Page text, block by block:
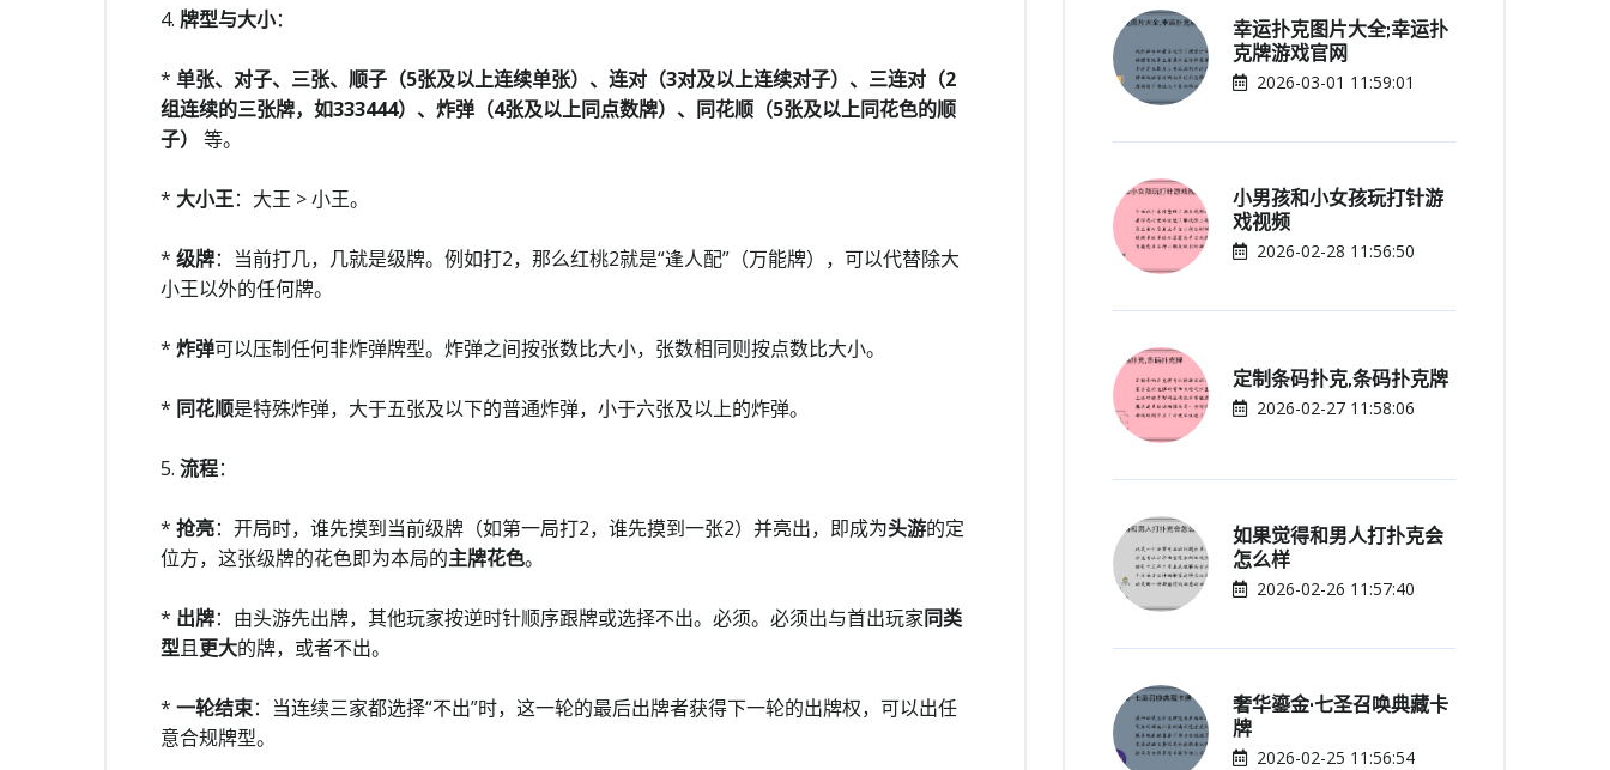
4. 牌型与大小：
* 单张、对子、三张、顺子（5张及以上连续单张）、连对（3对及以上连续对子）、三连对（2
组连续的三张牌，如333444）、炸弹（4张及以上同点数牌）、同花顺（5张及以上同花色的顺
子）
等。
* 大小王：大王 > 小王。
* 级牌：当前打几，几就是级牌。例如打2，那么红桃2就是“逢人配”（万能牌），可以代替除大
小王以外的任何牌。
* 炸弹可以压制任何非炸弹牌型。炸弹之间按张数比大小，张数相同则按点数比大小。
* 同花顺是特殊炸弹，大于五张及以下的普通炸弹，小于六张及以上的炸弹。
5. 流程：
* 抢亮：开局时，谁先摸到当前级牌（如第一局打2，谁先摸到一张2）并亮出，即成为头游的定
位方，这张级牌的花色即为本局的主牌花色。
* 出牌：由头游先出牌，其他玩家按逆时针顺序跟牌或选择不出。必须。必须出与首出玩家同类
型且更大的牌，或者不出。
* 一轮结束：当连续三家都选择“不出”时，这一轮的最后出牌者获得下一轮的出牌权，可以出任
意合规牌型。
幸运扑克图片大全;幸运扑
克牌游戏官网
2026-03-01 11:59:01
小男孩和小女孩玩打针游
戏视频
2026-02-28 11:56:50
定制条码扑克,条码扑克牌
2026-02-27 11:58:06
如果觉得和男人打扑克会
怎么样
2026-02-26 11:57:40
奢华鎏金·七圣召唤典藏卡
牌
2026-02-25 11:56:54